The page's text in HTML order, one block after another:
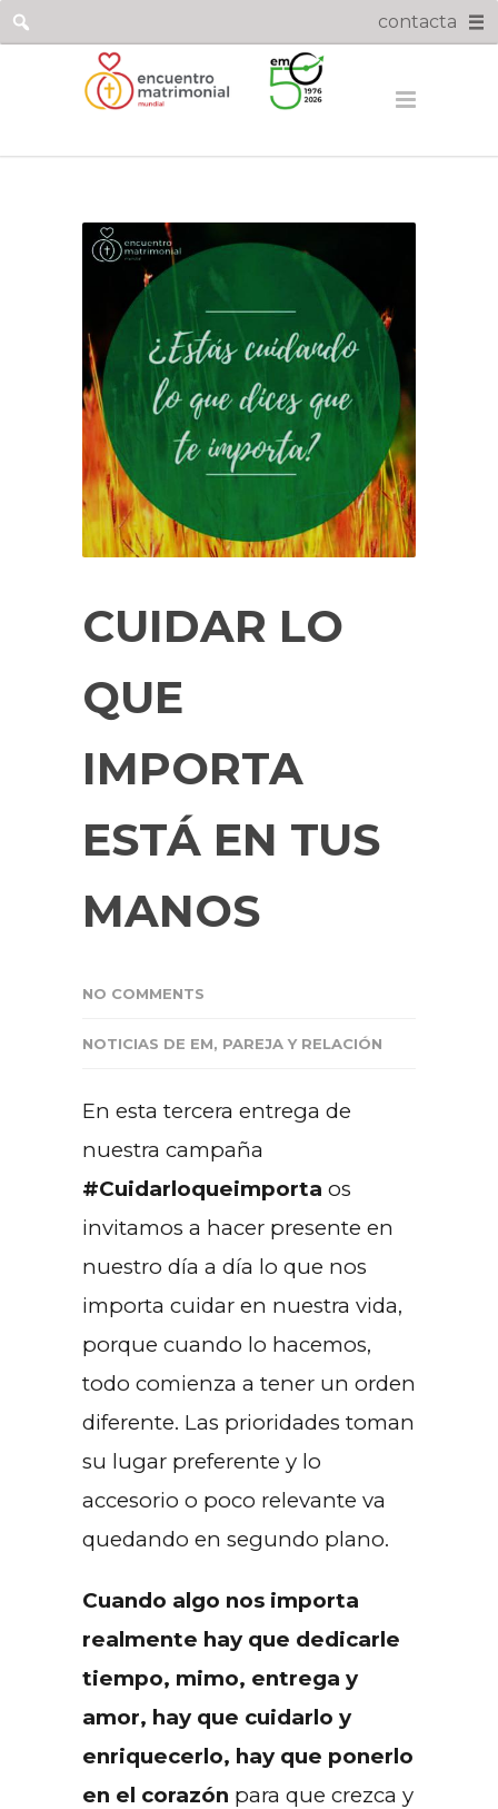
contacta
CUIDAR LO
QUE
IMPORTA
ESTÁ EN TUS
MANOS
NO COMMENTS
NOTICIAS DE EM, PAREJA Y RELACIÓN
En esta tercera entrega de
nuestra campaña
#Cuidarloqueimporta os
invitamos a hacer presente en
nuestro día a día lo que nos
importa cuidar en nuestra vida,
porque cuando lo hacemos,
todo comienza a tener un orden
diferente. Las prioridades toman
su lugar preferente y lo
accesorio o poco relevante va
quedando en segundo plano.
Cuando algo nos importa
realmente hay que dedicarle
tiempo, mimo, entrega y
amor, hay que cuidarlo y
enriquecerlo, hay que ponerlo
en el corazón para que crezca y